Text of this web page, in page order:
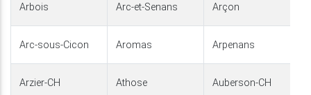
Arbois Arc-et-Senans Arçon
Arc-sous-Cicon Aromas Arpenans
Arzier-CH Athose Auberson-CH